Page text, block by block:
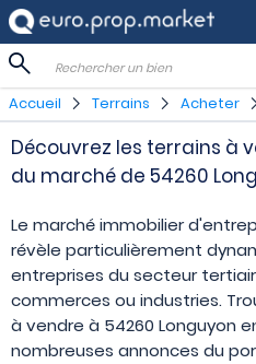
Rechercher un bien
Accueil Terrains Acheter
Découvrez les terrains à
du marché de 54260
Le marché immobilier
révèle particulièrement
entreprises du secteur
commerces ou industries.
à vendre à 54260 Longuyon
nombreuses annonces du